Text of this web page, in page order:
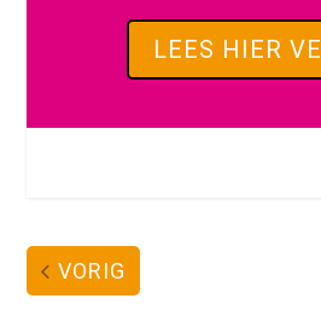
LEES HIER
VORIG